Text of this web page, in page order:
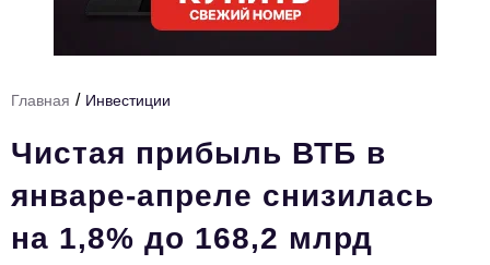
История тульского предпринимательства
Тема номера
HR
Персона номера
Главная / Инвестиции
Чистая прибыль ВТБ в
январе-апреле снизилась
на 1,8% до 168,2 млрд